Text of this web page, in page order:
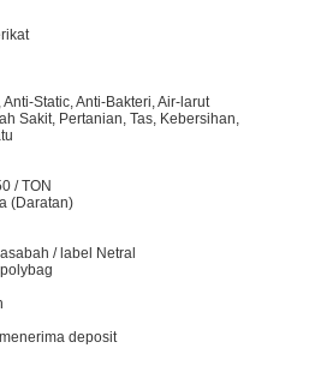
Static, Anti-Bakteri, Air-larut
Sakit, Pertanian, Tas, Kebersihan,
/ TON
(Daratan)
/ label Netral
deposit